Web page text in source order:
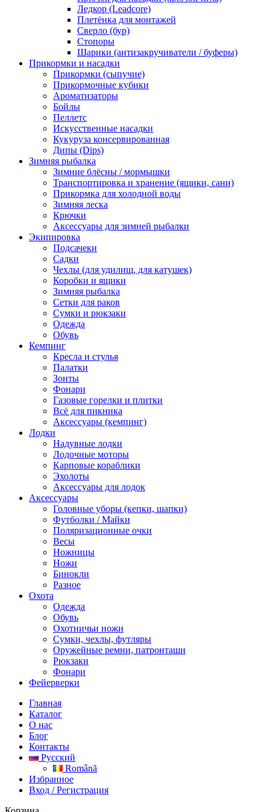
Ледкор (Leadcore)
Плетёнка для монтажей
Сверло (бур)
Стопоры
Шарики (антизакручиватели / буферы)
Прикормки и насадки
Прикормки (сыпучие)
Прикормочные кубики
Ароматизаторы
Бойлы
Пеллетс
Искусственные насадки
Кукуруза консервированная
Дипы (Dips)
Зимняя рыбалка
Зимние блёсны / мормышки
Транспортировка и хранение (ящики, сани)
Прикормка для холодной воды
Зимняя леска
Крючки
Аксессуары для зимней рыбалки
Экипировка
Подсачеки
Садки
Чехлы (для удилищ, для катушек)
Коробки и ящики
Зимняя рыбалка
Сетки для раков
Сумки и рюкзаки
Одежда
Обувь
Кемпинг
Кресла и стулья
Палатки
Зонты
Фонари
Газовые горелки и плитки
Всё для пикника
Аксессуары (кемпинг)
Лодки
Надувные лодки
Лодочные моторы
Карповые кораблики
Эхолоты
Аксессуары для лодок
Аксессуары
Головные уборы (кепки, шапки)
Футболки / Майки
Поляризационные очки
Весы
Ножницы
Ножи
Бинокли
Разное
Охота
Одежда
Обувь
Охотничьи ножи
Сумки, чехлы, футляры
Оружейные ремни, патронташи
Рюкзаки
Фонари
Фейерверки
Главная
Каталог
О нас
Блог
Контакты
Русский
Română
Избранное
Вход / Регистрация